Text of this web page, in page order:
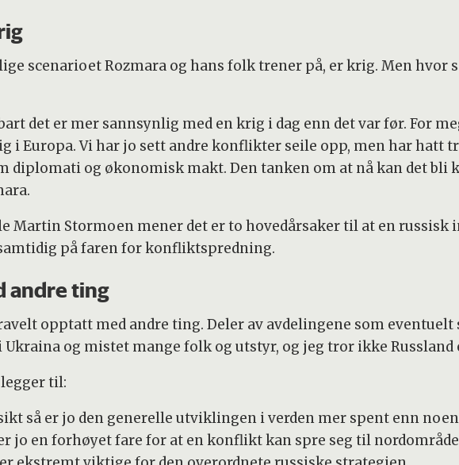
scenarioet Rozmara og hans folk trener på, er krig. Men hvor
det er mer sannsynlig med en krig i dag enn det var før. For
i Europa. Vi har jo sett andre konflikter seile opp, men har hatt
diplomati og økonomisk makt. Den tanken om at nå kan det bli
Martin Stormoen mener det er to hovedårsaker til at en
på faren for konfliktspredning.
andre ting
opptatt med andre ting. Deler av avdelingene som
og mistet mange folk og utstyr, og jeg tror ikke Russland
til:
så er jo den generelle utviklingen i verden mer spent enn
er jo en forhøyet fare for at en konflikt kan spre seg til